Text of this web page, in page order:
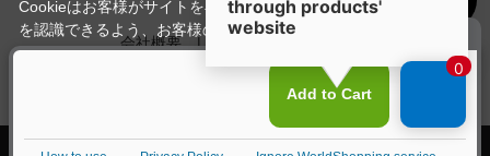
会社概要
特定商取引法に基づく表記
Cookieはお客様がサイトを再訪問された際に、お客様のデバイス
を認識できるよう、お客様のデバイス間からサーバーへ送り返さ
れます。
なお、Cookieに保存されている情報のみで、お客様個人を特定す
承諾する